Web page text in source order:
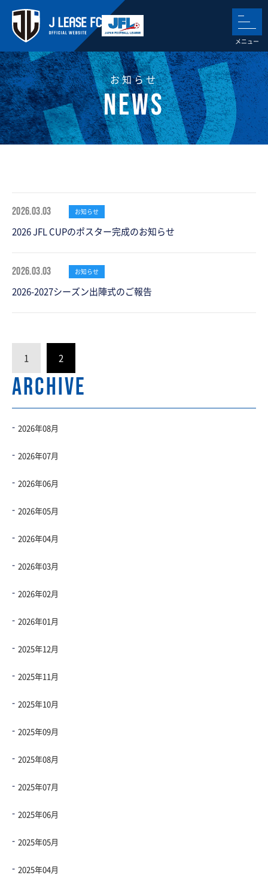
お知らせ
2026.03.03 お知らせ
2026 JFL CUPのポスター完成のお知らせ
2026.03.03 お知らせ
2026-2027シーズン出陣式のご報告
1 2
ARCHIVE
2026年08月
2026年07月
2026年06月
2026年05月
2026年04月
2026年03月
2026年02月
2026年01月
2025年12月
2025年11月
2025年10月
2025年09月
2025年08月
2025年07月
2025年06月
2025年05月
2025年04月